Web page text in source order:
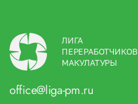
ЛИГА
ПЕРЕРАБОТЧИКОВ
МАКУЛАТУРЫ
office@liga-pm.ru